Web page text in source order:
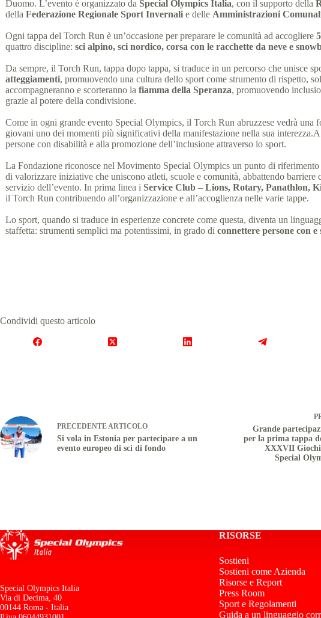
Duomo. L’evento è organizzato da Special Olympics Italia, con il supporto della
della Federazione Regionale Sport Invernali e delle Amministrazioni
Ogni tappa del Torch Run è un’occasione per preparare le comunità ad accogliere
quattro discipline: sci alpino, sci nordico, corsa con le racchette da neve e
Da sempre, il Torch Run, tappa dopo tappa, si traduce in un percorso che unisce
atteggiamenti, promuovendo una cultura dello sport come strumento di rispetto,
accompagneranno e scorteranno la fiamma della Speranza, promuovendo
grazie al potere della condivisione.
Come in ogni grande evento Special Olympics, il Torch Run abruzzese vedrà una
giovani uno dei momenti più significativi della manifestazione nella sua
persone con disabilità e alla promozione dell’inclusione attraverso lo sport.
La Fondazione riconosce nel Movimento Special Olympics un punto di
di valorizzare iniziative che uniscono atleti, scuole e comunità, abbattendo
servizio dell’evento. In prima linea i Service Club – Lions, Rotary, Panathlon,
il Torch Run contribuendo all’organizzazione e all’accoglienza nelle varie tappe.
Lo sport, quando si traduce in esperienze concrete come questa, diventa un
staffetta: strumenti semplici ma potentissimi, in grado di connettere persone con e
Condividi questo articolo
PRECEDENTEARTICOLO
Si vola in Estonia per partecipare a un
evento europeo di sci di fondo
Grande
per la prima tappa
XXXVII
Special
Special Olympics Italia
Via di Decima, 40
00144 Roma - Italia
RISORSE
Sostieni
Sostieni come Azienda
Risorse e Report
Press Room
Sport e Regolamenti
Guida a un linguaggio